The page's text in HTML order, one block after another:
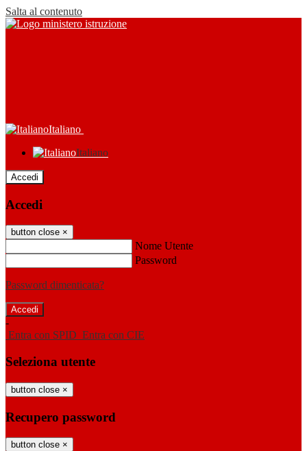
Salta al contenuto
Italiano
Italiano
Accedi
Accedi
button close ×
Nome Utente
Password
Password dimenticata?
-
Entra con SPID Entra con CIE
Seleziona utente
button close ×
Recupero password
button close ×